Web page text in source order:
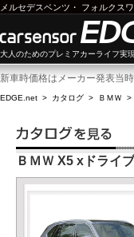
メルセデスベンツ ・ フォルクス
大人のためのプレミアカーライフ実
新車時価格はメーカー発表当
EDGE.net > カタログ > ＢＭＷ >
ＢＭＷ X5 xドライ